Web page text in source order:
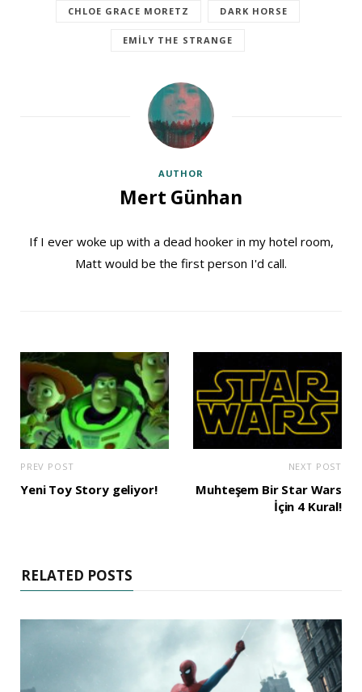
CHLOE GRACE MORETZ DARK HORSE
EMILY THE STRANGE
AUTHOR
Mert Günhan
If I ever woke up with a dead hooker in my hotel room,
Matt would be the first person I'd call.
PREV POST
Yeni Toy Story geliyor!
NEXT POST
Muhteşem Bir Star Wars
İçin 4 Kural!
RELATED POSTS